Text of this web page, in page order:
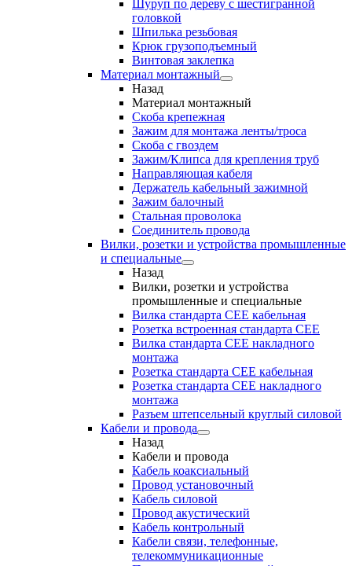
Шуруп по дереву с шестигранной
головкой
Шпилька резьбовая
Крюк грузоподъемный
Винтовая заклепка
Материал монтажный
Назад
Материал монтажный
Скоба крепежная
Зажим для монтажа ленты/троса
Скоба с гвоздем
Зажим/Клипса для крепления труб
Направляющая кабеля
Держатель кабельный зажимной
Зажим балочный
Стальная проволока
Соединитель провода
Вилки, розетки и устройства промышленные
и специальные
Назад
Вилки, розетки и устройства
промышленные и специальные
Вилка стандарта CEE кабельная
Розетка встроенная стандарта CEE
Вилка стандарта CEE накладного
монтажа
Розетка стандарта СЕЕ кабельная
Розетка стандарта СЕЕ накладного
монтажа
Разъем штепсельный круглый силовой
Кабели и провода
Назад
Кабели и провода
Кабель коаксиальный
Провод установочный
Кабель силовой
Провод акустический
Кабель контрольный
Кабели связи, телефонные,
телекоммуникационные